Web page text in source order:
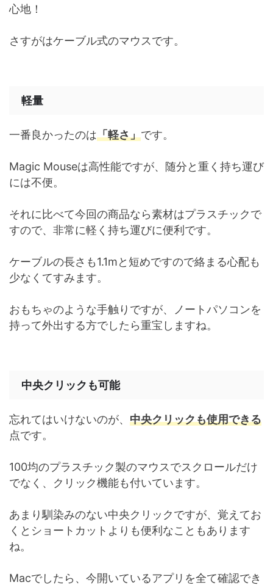
心地！
さすがはケーブル式のマウスです。
軽量
一番良かったのは「軽さ」です。
Magic Mouseは高性能ですが、随分と重く持ち運び
には不便。
それに比べて今回の商品なら素材はプラスチックで
すので、非常に軽く持ち運びに便利です。
ケーブルの長さも1.1mと短めですので絡まる心配も
少なくてすみます。
おもちゃのような手触りですが、ノートパソコンを
持って外出する方でしたら重宝しますね。
中央クリックも可能
忘れてはいけないのが、 中央クリックも使用できる
点です。
100均のプラスチック製のマウスでスクロールだけ
でなく、クリック機能も付いています。
あまり馴染みのない中央クリックですが、覚えてお
くとショートカットよりも便利なこともあります
ね。
Macでしたら、今開いているアプリを全て確認でき